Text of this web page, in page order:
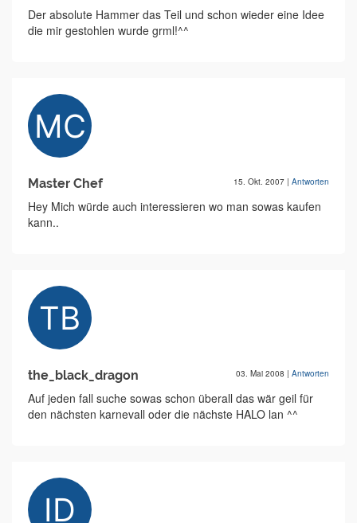
Der absolute Hammer das Teil und schon wieder eine Idee
die mir gestohlen wurde grml!^^
Master Chef 15. Okt. 2007 | Antworten
Hey Mich würde auch interessieren wo man sowas kaufen
kann..
the_black_dragon 03. Mai 2008 | Antworten
Auf jeden fall suche sowas schon überall das wär geil für
den nächsten karnevall oder die nächste HALO lan ^^